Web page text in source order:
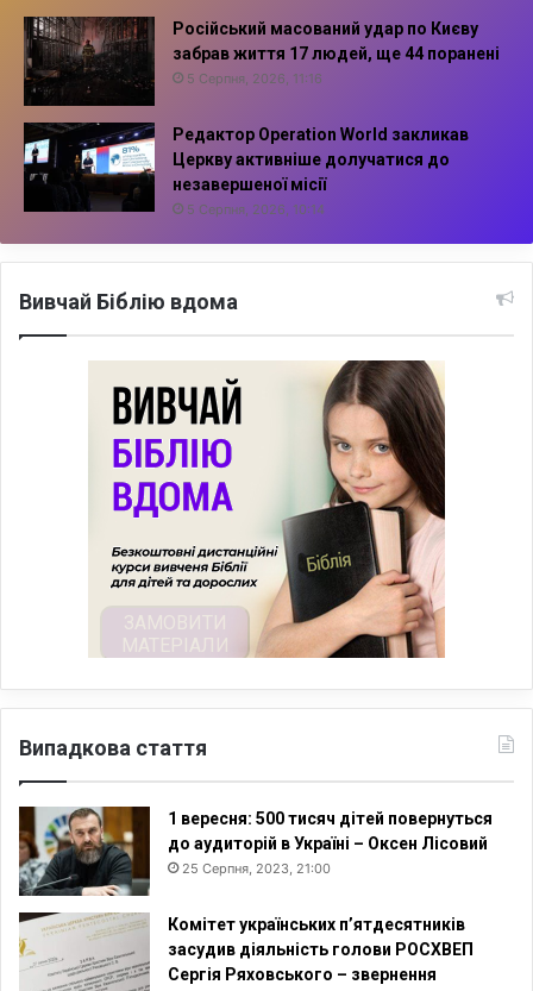
Російський масований удар по Києву
забрав життя 17 людей, ще 44 поранені
5 Серпня, 2026, 11:16
Редактор Operation World закликав
Церкву активніше долучатися до
незавершеної місії
5 Серпня, 2026, 10:14
Вивчай Біблію вдома
Випадкова стаття
1 вересня: 500 тисяч дітей повернуться
до аудиторій в Україні – Оксен Лісовий
25 Серпня, 2023, 21:00
Комітет українських п’ятдесятників
засудив діяльність голови РОСХВЕП
Сергія Ряховського – звернення